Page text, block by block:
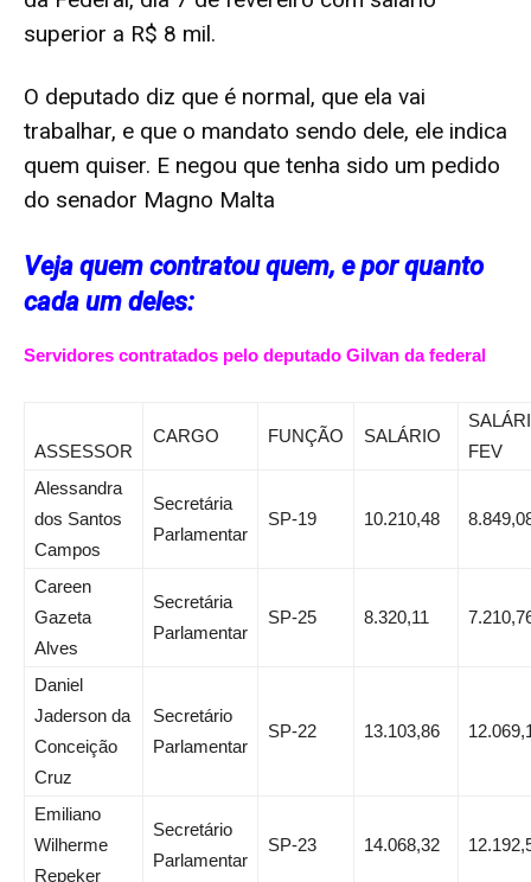
superior a R$ 8 mil.
O deputado diz que é normal, que ela vai
trabalhar, e que o mandato sendo dele, ele indica
quem quiser. E negou que tenha sido um pedido
do senador Magno Malta
Veja quem contratou quem, e por quanto
cada um deles:
Servidores contratados pelo deputado Gilvan da federal
ASSESSOR
CARGO FUNÇÃO SALÁRIO
FEV
Alessandra
dos Santos
Campos
Secretária
Parlamentar
SP-19 10.210,48
Careen
Gazeta
Alves
Secretária
Parlamentar
SP-25 8.320,11
Daniel
Jaderson da
Conceição
Cruz
Secretário
Parlamentar
SP-22 13.103,86
Emiliano
Wilherme
Repeker
Secretário
Parlamentar
SP-23 14.068,32